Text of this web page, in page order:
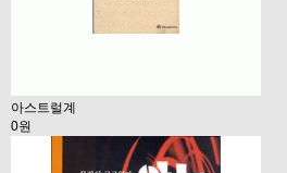
아스트럴계
0원